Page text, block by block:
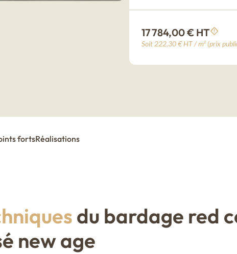
17 784,00 € HT
Soit 222,30 € HT / m² (prix
fortsRéalisations
du bardage red
new age